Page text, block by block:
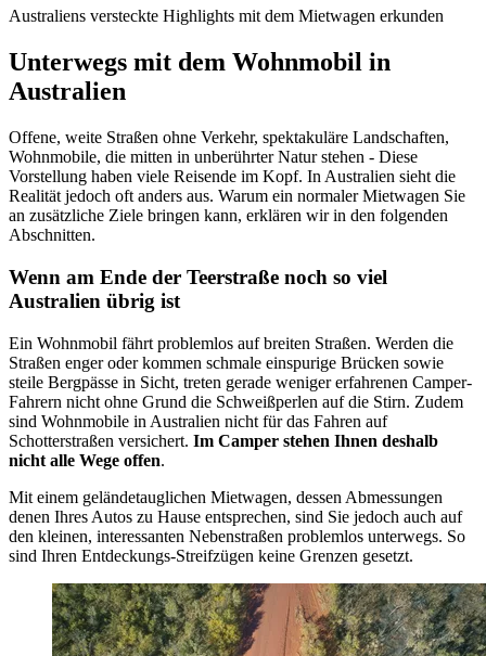
Australiens versteckte Highlights mit dem Mietwagen erkunden
Unterwegs mit dem Wohnmobil in
Australien
Offene, weite Straßen ohne Verkehr, spektakuläre Landschaften,
Wohnmobile, die mitten in unberührter Natur stehen - Diese
Vorstellung haben viele Reisende im Kopf. In Australien sieht die
Realität jedoch oft anders aus. Warum ein normaler Mietwagen Sie
an zusätzliche Ziele bringen kann, erklären wir in den folgenden
Abschnitten.
Wenn am Ende der Teerstraße noch so viel
Australien übrig ist
Ein Wohnmobil fährt problemlos auf breiten Straßen. Werden die
Straßen enger oder kommen schmale einspurige Brücken sowie
steile Bergpässe in Sicht, treten gerade weniger erfahrenen Camper-
Fahrern nicht ohne Grund die Schweißperlen auf die Stirn. Zudem
sind Wohnmobile in Australien nicht für das Fahren auf
Schotterstraßen versichert. Im Camper stehen Ihnen deshalb
nicht alle Wege offen.
Mit einem geländetauglichen Mietwagen, dessen Abmessungen
denen Ihres Autos zu Hause entsprechen, sind Sie jedoch auch auf
den kleinen, interessanten Nebenstraßen problemlos unterwegs. So
sind Ihren Entdeckungs-Streifzügen keine Grenzen gesetzt.